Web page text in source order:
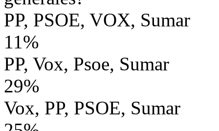
PP, PSOE, VOX, Sumar
11%
PP, Vox, Psoe, Sumar
29%
Vox, PP, PSOE, Sumar